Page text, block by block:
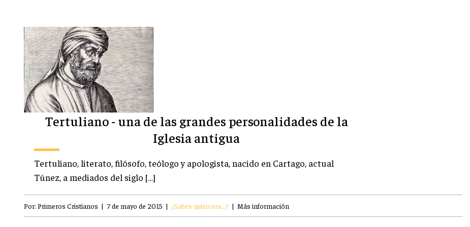
Tertuliano - una de las grandes personalidades de la
Iglesia antigua
Tertuliano, literato, filósofo, teólogo y apologista, nacido en Cartago, actual
Túnez, a mediados del siglo […]
Por: Primeros Cristianos | 7 de mayo de 2015 | ¿Sabes quién era...? | Más información